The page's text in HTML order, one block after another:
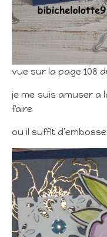
vue sur la page 108
je me suis amuser a
faire
ou il suffit